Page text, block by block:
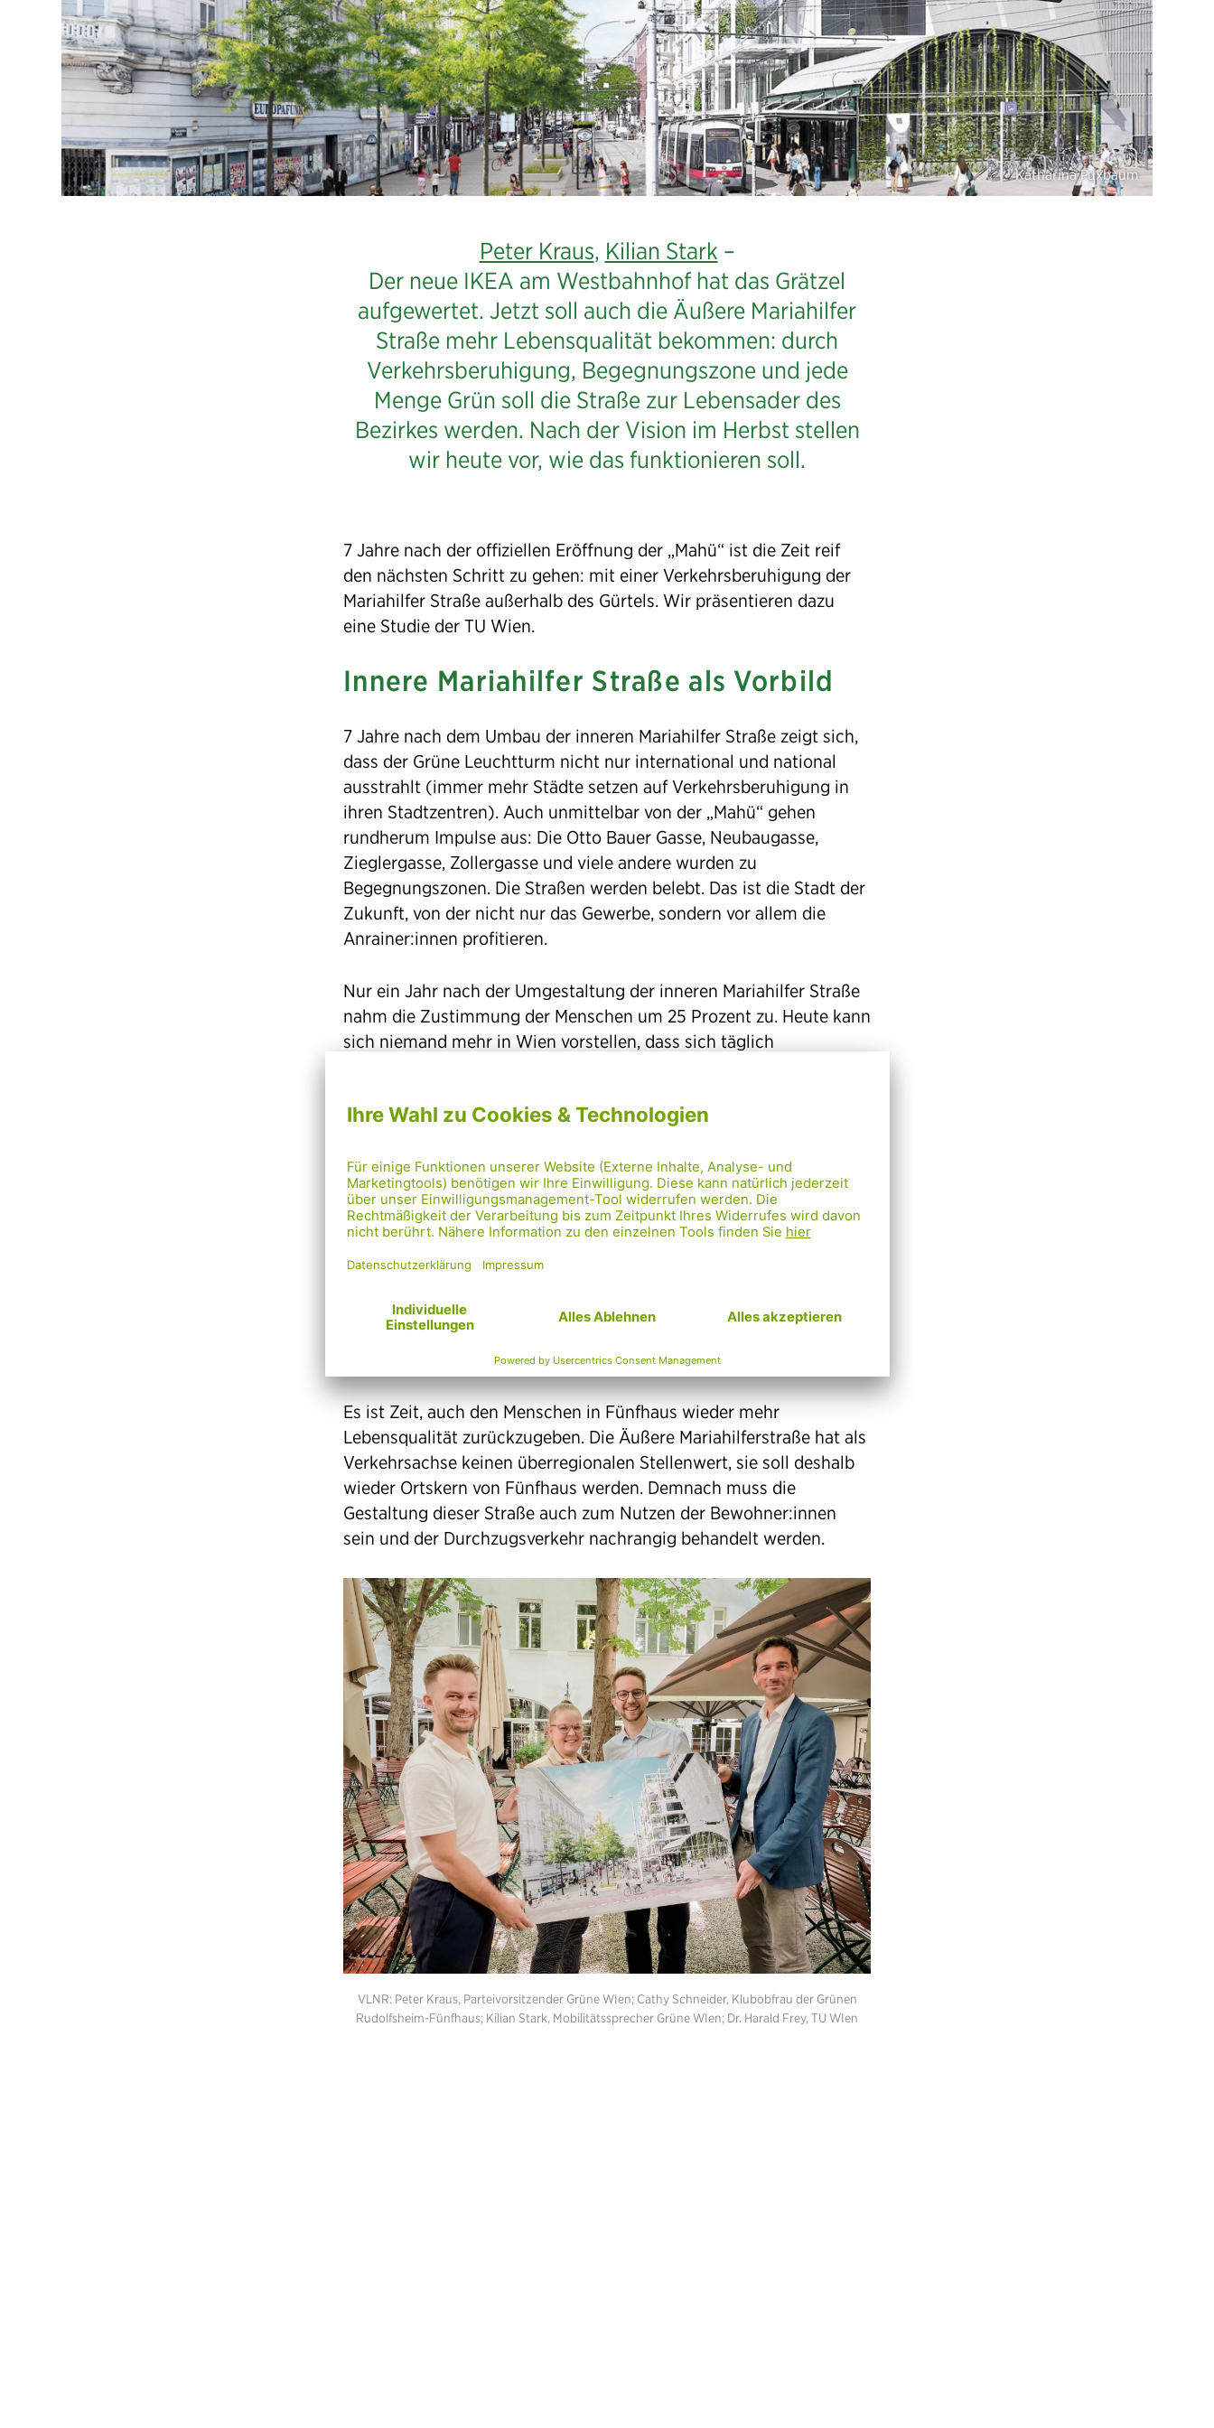
Lebensqualität
für
Äußere
Mariahilferstraße
Peter Kraus, Kilian Stark –
Der neue IKEA am Westbahnhof hat das Grätzel
aufgewertet. Jetzt soll auch die Äußere Mariahilfer
Straße mehr Lebensqualität bekommen: durch
Verkehrs­beruhigung, Begegnungszone und jede
Menge Grün soll die Straße zur Lebensader des
Bezirkes werden. Nach der Vision im Herbst stellen
wir heute vor, wie das funktionieren soll.
7 Jahre nach der offiziellen Eröffnung der „Mahü“ ist die Zeit reif
den nächsten Schritt zu gehen: mit einer Verkehrs­beruhigung der
Mariahilfer Straße außerhalb des Gürtels. Wir präsentieren dazu
eine Studie der TU Wien.
Innere Mariahilfer Straße als Vorbild
7 Jahre nach dem Umbau der inneren Mariahilfer Straße zeigt sich,
dass der Grüne Leuchtturm nicht nur international und national
ausstrahlt (immer mehr Städte setzen auf Verkehrs­beruhigung in
ihren Stadtzentren). Auch unmittelbar von der „Mahü“ gehen
rundherum Impulse aus: Die Otto Bauer Gasse, Neubaugasse,
Zieglergasse, Zollergasse und viele andere wurden zu
Begegnungszonen. Die Straßen werden belebt. Das ist die Stadt der
Zukunft, von der nicht nur das Gewerbe, sondern vor allem die
Anrainer:innen profitieren.
Nur ein Jahr nach der Umgestaltung der inneren Mariahilfer Straße
nahm die Zustimmung der Menschen um 25 Prozent zu. Heute kann
sich niemand mehr in Wien vorstellen, dass sich täglich
Mariahilfer Straße
Wer auf die „Mahü“ geht, meint damit den Abschnitt zwischen
Westbahnhof und 2er-Linie. Währenddessen ist die äußere
Schneller Autoverkehr, extrem unsichere Fahrradstreifen in der
Dooring-Zone, schlecht erreichbare Inselhaltestellen, schwierig zu
überqueren, fehlende Aufenthaltsflächen, wenig Bäume.
Es ist Zeit, auch den Menschen in Fünfhaus wieder mehr
Lebensqualität zurückzugeben. Die Äußere Mariahilferstraße hat als
Verkehrsachse keinen überregionalen Stellenwert, sie soll deshalb
wieder Ortskern von Fünfhaus werden. Demnach muss die
Gestaltung dieser Straße auch zum Nutzen der Bewohner:innen
sein und der Durchzugsverkehr nachrangig behandelt werden.
VLNR: Peter Kraus, Parteivorsitzender Grüne WIen; Cathy Schneider, Klubobfrau der Grünen
Rudolfsheim-Fünfhaus; Kilian Stark, Mobilitätssprecher Grüne WIen; Dr. Harald Frey, TU WIen